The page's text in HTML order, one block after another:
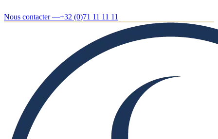
Nous contacter —+32 (0)71 11 11 11